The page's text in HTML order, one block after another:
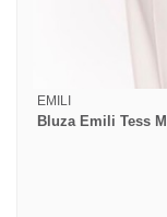
EMILI
Bluza Emili Tess